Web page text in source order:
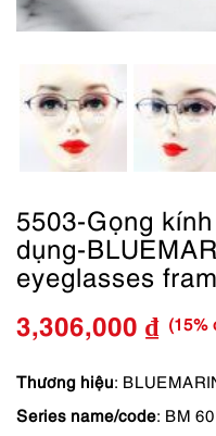
5503-Gọng
dụng-
eyeglasses
Giá
gốc
là:
3,306,000 ₫
Giá
hiện
tại
(15%
Thương hiệu:
Series name/code: BM